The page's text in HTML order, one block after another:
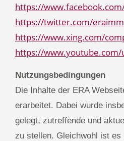
https://
https://twitter.com/
https://www.xing.com/
https://www.youtube.com/
Nutzungsbedingungen
Die Inhalte der ERA
erarbeitet. Dabei wurde
gelegt, zutreffende und
zu stellen. Gleichwohl ist